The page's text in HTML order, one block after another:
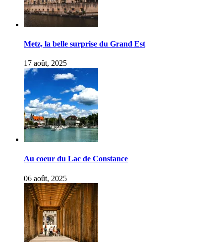
Metz, la belle surprise du Grand Est
17 août, 2025
Au coeur du Lac de Constance
06 août, 2025